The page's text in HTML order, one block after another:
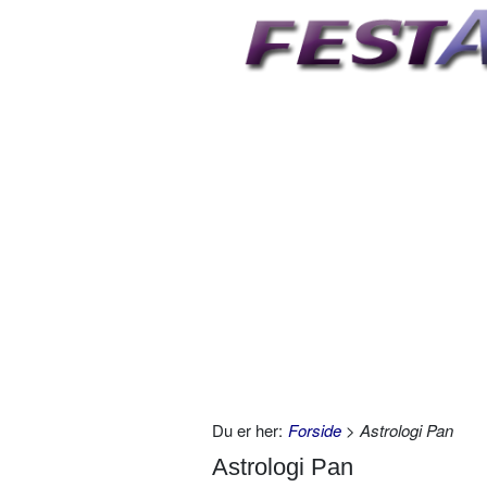
Du er her: Forside > Astrologi Pan
Astrologi Pan